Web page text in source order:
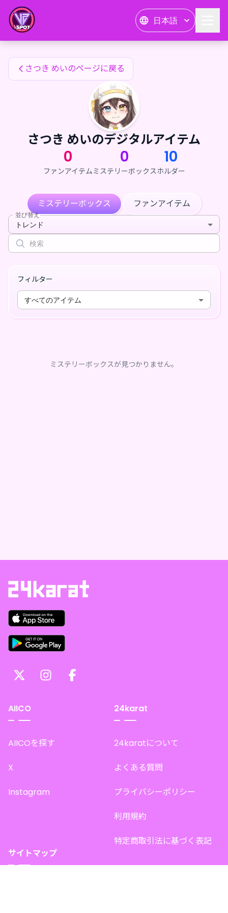
日本語
さつき めいのファンアイテム
さつき めいのページに戻る
さつき めいのデジタルアイテム
0
ファンアイテム
0
ミステリーボックス
10
ホルダー
ミステリーボックス ファンアイテム
並び替え
トレンド
フィルター
すべてのアイテム
ミステリーボックスが見つかりません。
AIICO
AIICOを探す
X
Instagram
24karat
24karatについて
よくある質問
プライバシーポリシー
利用規約
特定商取引法に基づく表記
サイトマップ
さつき めいのファンアイテム — 24karat